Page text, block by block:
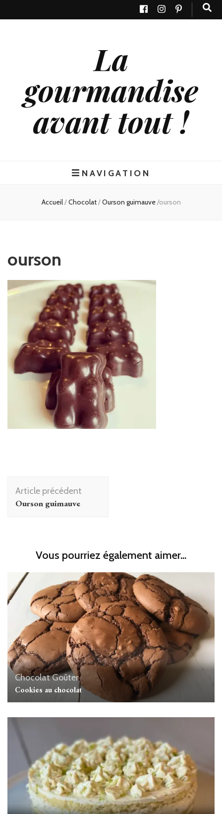
La
gourmandise
avant tout !
NAVIGATION
Accueil/Chocolat/Ourson guimauve/ourson
ourson
Navigation
d'article
Article précédent
Ourson guimauve
Vous pourriez également aimer...
ChocolatGoûter
Cookies au chocolat